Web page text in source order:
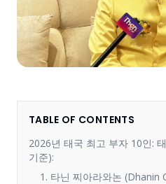
TABLE OF CONTENTS
2026년 태국 최고 부자 10인:
기준):
1. 타닌 찌아라와논 (Dhanin